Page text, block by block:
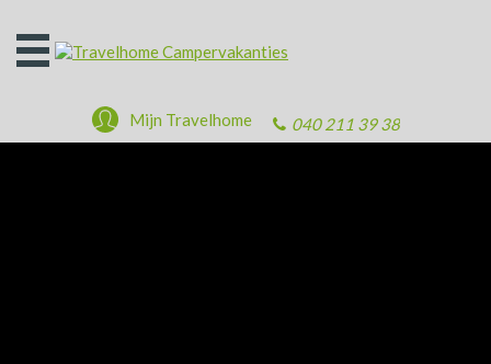
Open
het
040 211 39 38
Mijn Travelhome